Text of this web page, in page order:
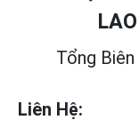
Tổng Biên
Liên Hệ: